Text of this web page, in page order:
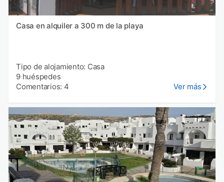
Casa en alquiler a 300 m de la playa
Tipo de alojamiento: Casa
9 huéspedes
Comentarios: 4
Ver más